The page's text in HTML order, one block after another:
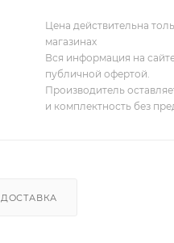
Цена действительна
магазинах
Вся информация на
публичной офертой.
Производитель
и комплектность без
ДОСТАВКА